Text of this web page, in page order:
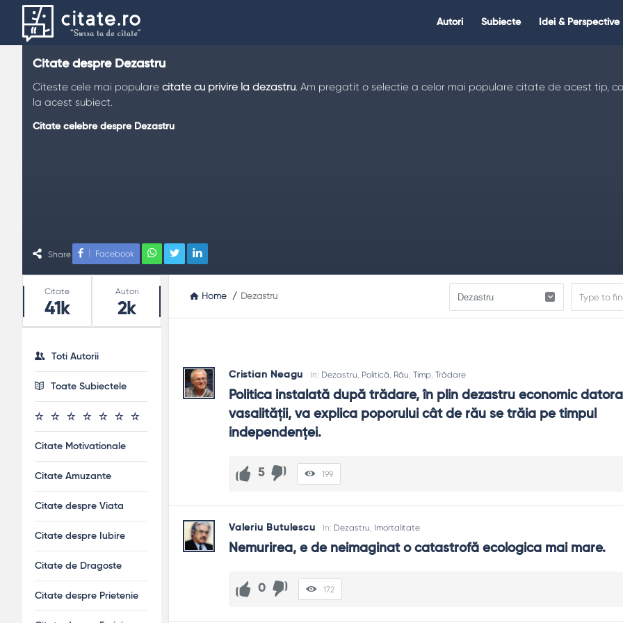
Citate.ro
Autori Subiecte Idei & Perspective
Citate despre Dezastru
Citeste cele mai populare citate cu privire la dezastru. Am pregatit o selectie a celor mai populare citate de acest tip,
la acest subiect.
Citate celebre despre Dezastru
Share Facebook
Home / Dezastru
Cristian Neagu In: Dezastru, Politică, Rău,Timp,Trădare
Politica instalată după trădare, în plin dezastru economic
vasalității, va explica poporului cât de rău se trăia pe timpul
independenței.
5 199
Valeriu Butulescu In: Dezastru, Imortalitate
Nemurirea, e de neimaginat o catastrofă ecologica mai mare.
0 172
Stats
Citate
41k
Autori
2k
Toti Autorii
Toate Subiectele
Citate Motivationale
Citate Amuzante
Citate despre Viata
Citate despre Iubire
Citate de Dragoste
Citate despre Prietenie